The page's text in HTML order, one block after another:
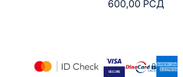
600,00 РСД